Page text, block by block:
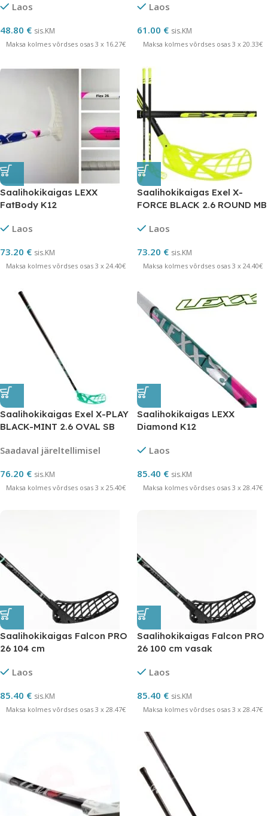
Laos
48.80 € sis.KM
Maksa kolmes võrdses osas 3 x 16.27€
Laos
61.00 € sis.KM
Maksa kolmes võrdses osas 3 x 20.33€
Saalihokikaigas LEXX
FatBody K12
Laos
73.20 € sis.KM
Maksa kolmes võrdses osas 3 x 24.40€
Saalihokikaigas Exel X-
FORCE BLACK 2.6 ROUND MB
Laos
73.20 € sis.KM
Maksa kolmes võrdses osas 3 x 24.40€
Saalihokikaigas Exel X-PLAY
BLACK-MINT 2.6 OVAL SB
Saadaval järeltellimisel
76.20 € sis.KM
Maksa kolmes võrdses osas 3 x 25.40€
Saalihokikaigas LEXX
Diamond K12
Laos
85.40 € sis.KM
Maksa kolmes võrdses osas 3 x 28.47€
Saalihokikaigas Falcon PRO
26 104 cm
Laos
85.40 € sis.KM
Maksa kolmes võrdses osas 3 x 28.47€
Saalihokikaigas Falcon PRO
26 100 cm vasak
Laos
85.40 € sis.KM
Maksa kolmes võrdses osas 3 x 28.47€